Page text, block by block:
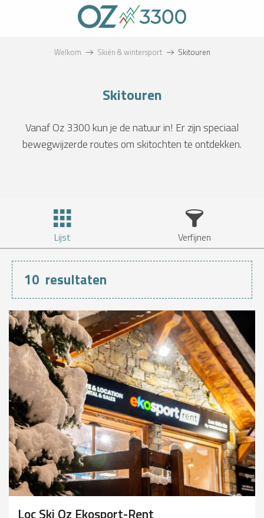
Welkom Skiën & wintersport Skitouren
Skitouren
Vanaf Oz 3300 kun je de natuur in! Er zijn speciaal
bewegwijzerde routes om skitochten te ontdekken.
Lijst Verfijnen
10 resultaten
Loc Ski Oz Ekosport-Rent